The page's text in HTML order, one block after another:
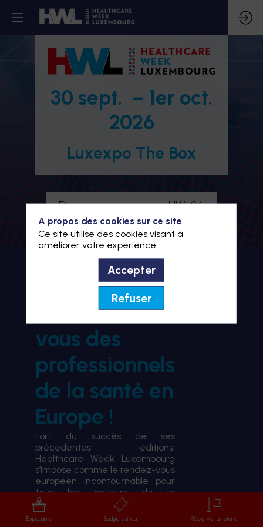
30 sept. – 1er oct.
2026
Luxexpo The Box
Devenez partenaire HWL26
Je m'inscris à HWL26
BIENVENUE À HWL26
le rendez-
vous des
professionnels
de la santé en
Europe !
Fort du succès de ses
précédentes éditions,
Healthcare Week Luxembourg
s’impose comme le rendez-vous
européen incontournable pour
tous les acteurs de la
transformation du système de
santé.
Exposants Badge visiteur Réserver un stand
A propos des cookies sur ce site
Ce site utilise des cookies visant à
améliorer votre expérience.
Accepter
Refuser